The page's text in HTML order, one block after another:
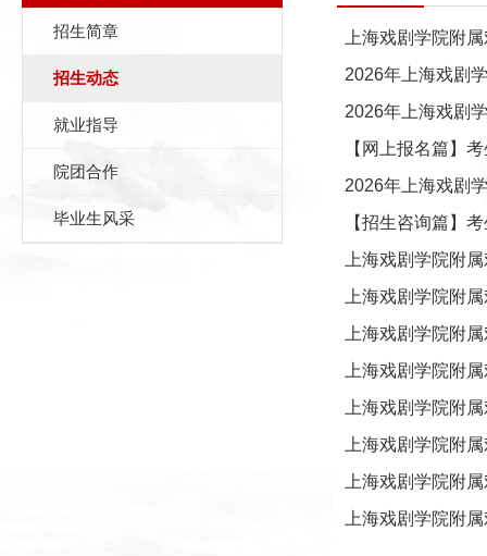
招生简章
招生动态
就业指导
院团合作
毕业生风采
上海戏剧学院附
2026年上海戏剧
2026年上海戏剧
【网上报名篇】
2026年上海戏剧
【招生咨询篇】
上海戏剧学院附
上海戏剧学院附
上海戏剧学院附
上海戏剧学院附
上海戏剧学院附
上海戏剧学院附
上海戏剧学院附
上海戏剧学院附